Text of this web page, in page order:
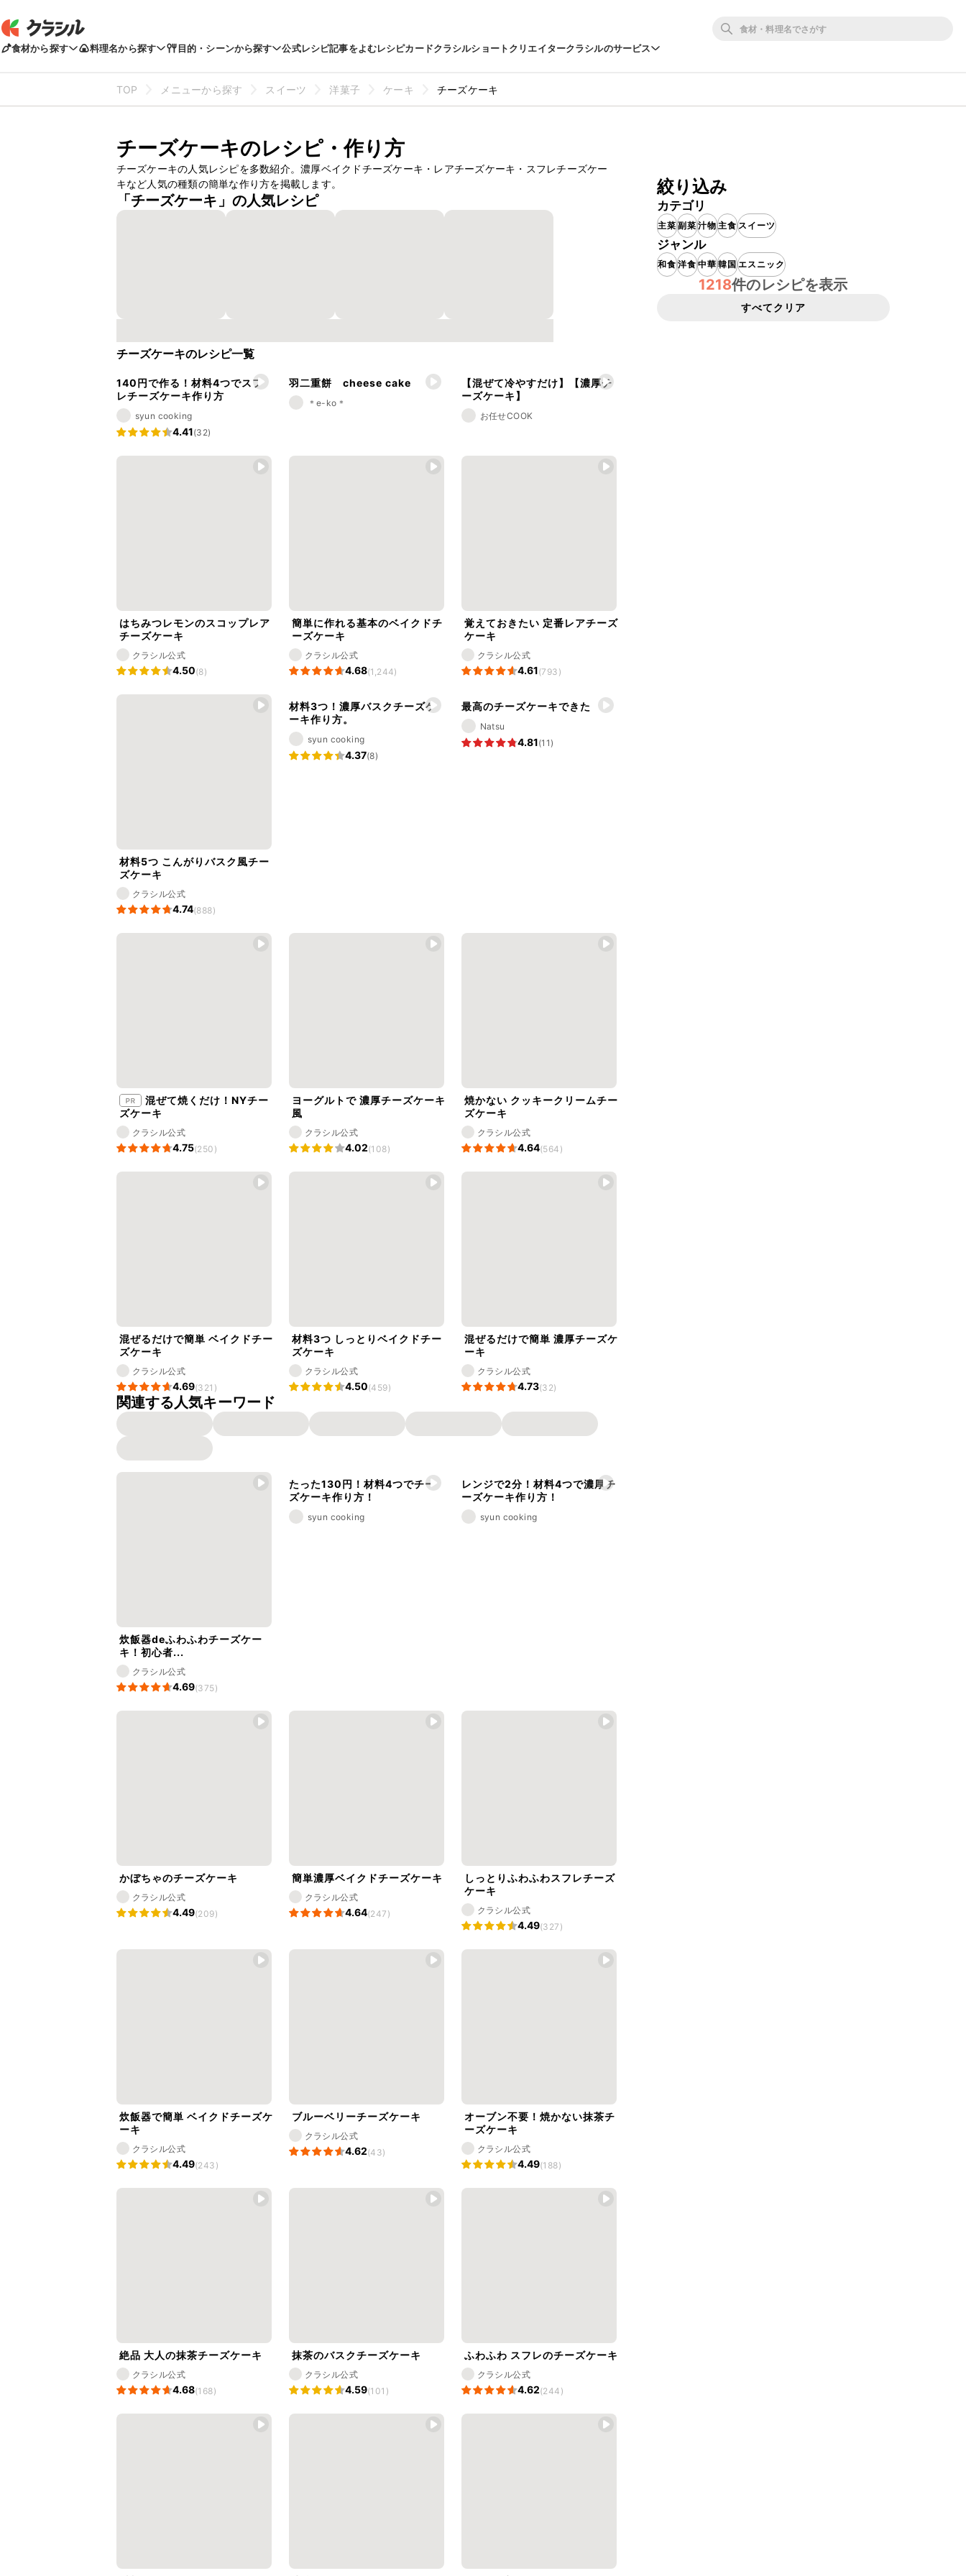
食材から探す 料理名から探す 目的・シーンから探す 公式レシピ記事をよむレシピカードクラシルショートクリエイタークラシルのサービス
TOP メニューから探す スイーツ 洋菓子 ケーキ チーズケーキ
チーズケーキのレシピ・作り方
チーズケーキの人気レシピを多数紹介。濃厚ベイクドチーズケーキ・レアチーズケーキ・スフレチーズケー
キなど人気の種類の簡単な作り方を掲載します。
「チーズケーキ」の人気レシピ
チーズケーキのレシピ一覧
140円で作る！材料4つでスフ
レチーズケーキ作り方
syun cooking
4.41(32)
羽二重餅 cheese cake
＊e-ko＊
【混ぜて冷やすだけ】【濃厚チ
ーズケーキ】
お任せCOOK
はちみつレモンのスコップレア
チーズケーキ
クラシル公式
4.50(8)
簡単に作れる基本のベイクドチ
ーズケーキ
クラシル公式
4.68(1,244)
覚えておきたい 定番レアチーズ
ケーキ
クラシル公式
4.61(793)
材料5つ こんがりバスク風チー
ズケーキ
クラシル公式
4.74(888)
材料3つ！濃厚バスクチーズケ
ーキ作り方。
syun cooking
4.37(8)
最高のチーズケーキできた
Natsu
4.81(11)
ズケーキ
クラシル公式
4.75(250)
ヨーグルトで 濃厚チーズケーキ
風
クラシル公式
4.02(108)
焼かない クッキークリームチー
ズケーキ
クラシル公式
4.64(564)
混ぜるだけで簡単 ベイクドチー
ズケーキ
クラシル公式
4.69(321)
材料3つ しっとりベイクドチー
ズケーキ
クラシル公式
4.50(459)
混ぜるだけで簡単 濃厚チーズケ
ーキ
クラシル公式
4.73(32)
関連する人気キーワード
炊飯器deふわふわチーズケー
キ！初心者...
クラシル公式
4.69(375)
たった130円！材料4つでチー
ズケーキ作り方！
syun cooking
レンジで2分！材料4つで濃厚チ
ーズケーキ作り方！
syun cooking
かぼちゃのチーズケーキ
クラシル公式
4.49(209)
簡単濃厚ベイクドチーズケーキ
クラシル公式
4.64(247)
しっとりふわふわスフレチーズ
ケーキ
クラシル公式
4.49(327)
炊飯器で簡単 ベイクドチーズケ
ーキ
クラシル公式
4.49(243)
ブルーベリーチーズケーキ
クラシル公式
4.62(43)
オーブン不要！焼かない抹茶チ
ーズケーキ
クラシル公式
4.49(188)
絶品 大人の抹茶チーズケーキ
クラシル公式
4.68(168)
抹茶のバスクチーズケーキ
クラシル公式
4.59(101)
ふわふわ スフレのチーズケーキ
クラシル公式
4.62(244)
絞り込み
カテゴリ
主菜副菜汁物主食スイーツ
ジャンル
和食洋食中華韓国エスニック
1218件のレシピを表示
すべてクリア